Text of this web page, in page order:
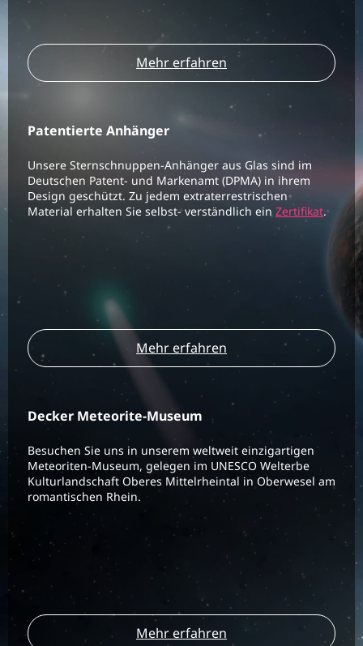
Mehr erfahren
Patentierte Anhänger
Unsere Sternschnuppen-Anhänger aus Glas sind im
Deutschen Patent- und Markenamt (DPMA) in ihrem
Design geschützt. Zu jedem extraterrestrischen
Material erhalten Sie selbst- verständlich ein Zertifikat.
Mehr erfahren
Decker Meteorite-Museum
Besuchen Sie uns in unserem weltweit einzigartigen
Meteoriten-Museum, gelegen im UNESCO Welterbe
Kulturlandschaft Oberes Mittelrheintal in Oberwesel am
romantischen Rhein.
Mehr erfahren